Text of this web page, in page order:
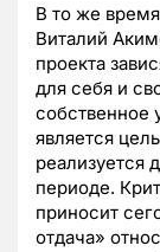
В то же
Виталий
проекта
для себя и
собственное
является
реализуется
периоде.
приносит
отдача»